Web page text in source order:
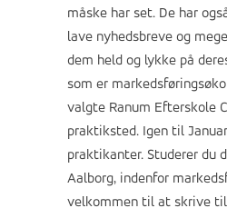
måske har set. De har
lave nyhedsbreve og
dem held og lykke på
som er
valgte Ranum Efterskole
praktiksted. Igen til
praktikanter. Studerer du
Aalborg, indenfor
velkommen til at skrive til